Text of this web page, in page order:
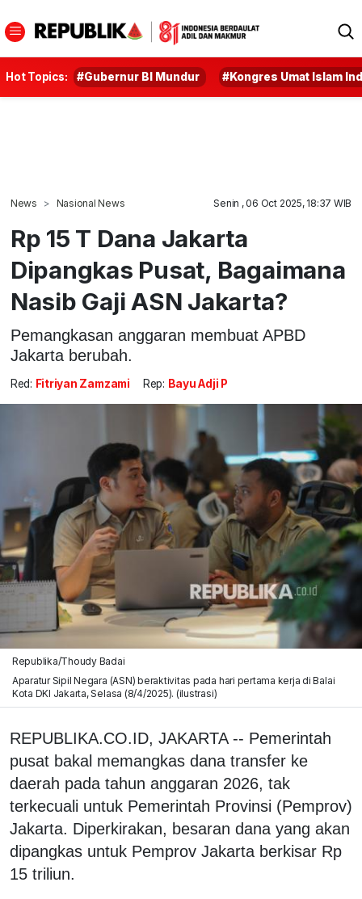
Hot Topics: #Gubernur BI Mundur #Kongres Umat Islam
News Nasional News Senin , 06 Oct 2025, 18:37 WIB
Rp 15 T Dana Jakarta
Dipangkas Pusat, Bagaimana
Nasib Gaji ASN Jakarta?
Pemangkasan anggaran membuat APBD
Jakarta berubah.
Red: Fitriyan Zamzami Rep: Bayu Adji P
Republika/Thoudy Badai
Aparatur Sipil Negara (ASN) beraktivitas pada hari pertama kerja di Balai
Kota DKI Jakarta, Selasa (8/4/2025). (ilustrasi)
REPUBLIKA.CO.ID, JAKARTA -- Pemerintah
pusat bakal memangkas dana transfer ke
daerah pada tahun anggaran 2026, tak
terkecuali untuk Pemerintah Provinsi (Pemprov)
Jakarta. Diperkirakan, besaran dana yang akan
dipangkas untuk Pemprov Jakarta berkisar Rp
15 triliun.